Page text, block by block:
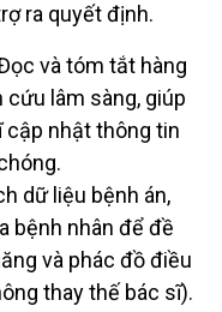
ra quyết định.
và tóm tắt hàng
cứu lâm sàng, giúp
cập nhật thông tin
dữ liệu bệnh án,
bệnh nhân để đề
và phác đồ điều
thay thế bác sĩ).